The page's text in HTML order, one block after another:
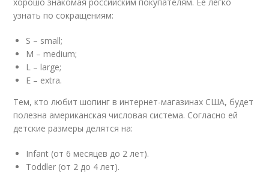
узнать по сокращениям:
S – small;
M – medium;
L – large;
E – extra.
Тем, кто любит шопинг в интернет-магазинах США, будет
полезна американская числовая система. Согласно ей
детские размеры делятся на:
Infant (от 6 месяцев до 2 лет).
Toddler (от 2 до 4 лет).